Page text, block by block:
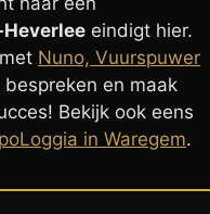
eindigt hier.
Nuno, Vuurspuwer
en maak
Bekijk ook eens
in Waregem.